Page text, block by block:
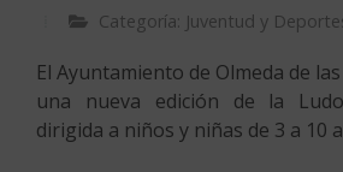
Categoría: Juventud y
El Ayuntamiento de Olmeda de
una nueva edición de la
dirigida a niños y niñas de 3 a 10